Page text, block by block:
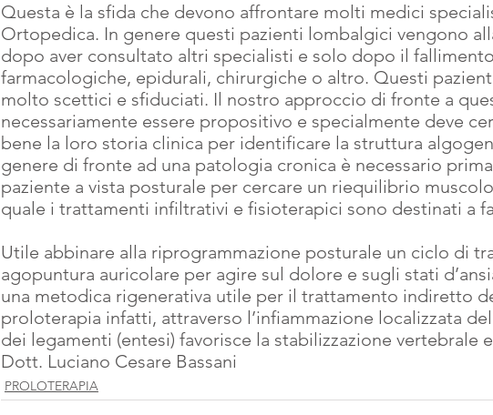
Questa è la sfida che devono affrontare molti medici
Ortopedica. In genere questi pazienti lombalgici vengono
dopo aver consultato altri specialisti e solo dopo il
farmacologiche, epidurali, chirurgiche o altro. Questi
molto scettici e sfiduciati. Il nostro approccio di fronte a
necessariamente essere propositivo e specialmente deve
bene la loro storia clinica per identificare la struttura
genere di fronte ad una patologia cronica è necessario
paziente a vista posturale per cercare un riequilibrio
quale i trattamenti infiltrativi e fisioterapici sono destinati a
Utile abbinare alla riprogrammazione posturale un ciclo di
agopuntura auricolare per agire sul dolore e sugli stati
una metodica rigenerativa utile per il trattamento indiretto
proloterapia infatti, attraverso l’infiammazione localizzata
dei legamenti (entesi) favorisce la stabilizzazione vertebrale
Dott. Luciano Cesare Bassani
PROLOTERAPIA